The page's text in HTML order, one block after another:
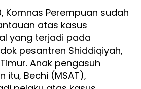
Komnas Perempuan sudah
atas kasus
yang terjadi pada
pesantren Shiddiqiyah,
Anak pengasuh
itu, Bechi (MSAT),